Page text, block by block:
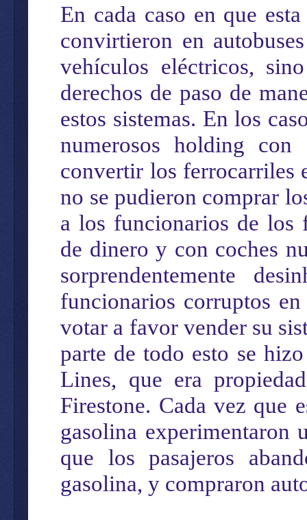
En cada caso en que
convirtieron en
vehículos eléctricos,
derechos de paso de
estos sistemas. En los
numerosos holding
convertir los ferrocarriles
no se pudieron comprar
a los funcionarios de los
de dinero y con coches
sorprendentemente
funcionarios corruptos
votar a favor vender su
parte de todo esto se
Lines, que era
Firestone. Cada vez que
gasolina experimentaron
que los pasajeros
gasolina, y compraron